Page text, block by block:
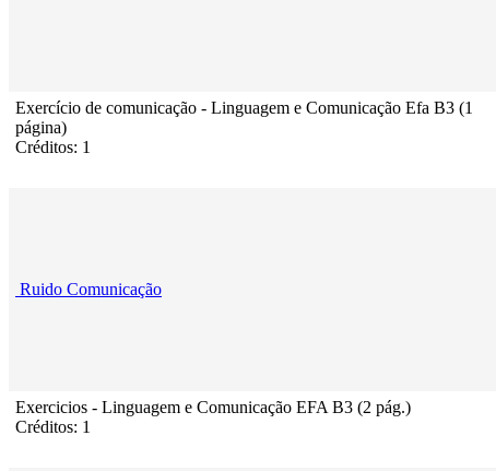
Exercício de comunicação - Linguagem e Comunicação Efa B3 (1
página)
Créditos: 1
Ruido Comunicação
Exercicios - Linguagem e Comunicação EFA B3 (2 pág.)
Créditos: 1